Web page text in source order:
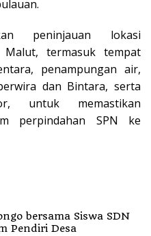
peninjauan lokasi
Malut, termasuk tempat
penampungan air,
dan Bintara, serta
untuk memastikan
perpindahan SPN ke
bersama Siswa SDN
Pendiri Desa